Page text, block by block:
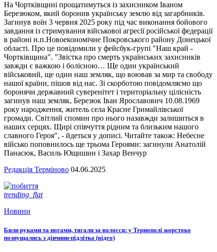
На Чортківщині прощатимуться із захисником Іваном
Березюком, який боронив українську землю від загарбників.
Загинув воїн 3 червня 2025 року під час виконання бойового
завдання із стримування військової агресії російської федерації
в районі н.п.Новоекономічне Покровського району Донецької
області. Про це повідомили у фейсбук-групі "Наш край -
Чортківщина". "Звістка про смерть українських захисників
завжди є важкою і болісною… Ще один український
військовий, ще один наш земляк, що воював за мир та свободу
нашої країни, пішов від нас. Зі скорботою повідомляємо що
боронячи державний суверенітет і територіальну цілісність
загинув наш земляк, Березюк Іван Ярославович 10.08.1969
року народження, житель села Красне Гримайлівської
громади. Світлий спомин про нього назавжди залишиться в
наших серцях. Щирі співчуття рідним та близьким нашого
славного Героя", - йдеться у дописі. Читайте також: Небесне
військо поповнилось ще трьома Героями: загинули Анатолій
Панасюк, Василь Ющишин і Захар Венчур
Редакція Терміново 04.06.2025
trending_flat
Новини
Били руками та ногами, тягали за волосся: у Тернополі жорстоко
познущались з дівчини-підлітка (відео)